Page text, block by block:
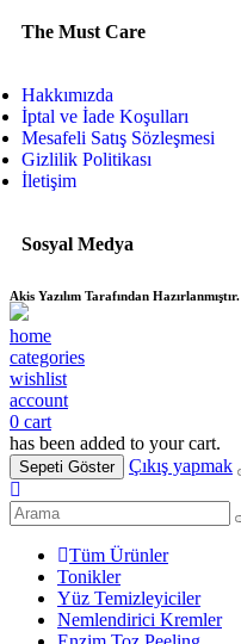
The Must Care
Hakkımızda
İptal ve İade Koşulları
Mesafeli Satış Sözleşmesi
Gizlilik Politikası
İletişim
Sosyal Medya
Akis Yazılım Tarafından Hazırlanmıştır.
home
categories
wishlist
account
0 cart
has been added to your cart.
Sepeti Göster Çıkış yapmak
Tüm Ürünler
Tonikler
Yüz Temizleyiciler
Nemlendirici Kremler